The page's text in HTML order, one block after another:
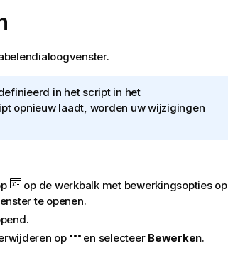
in het script in het
opnieuw laadt, worden uw wijzigingen
op de werkbalk met bewerkingsopties op
te openen.
op
en selecteer Bewerken.